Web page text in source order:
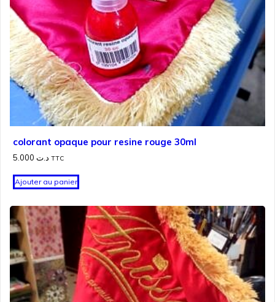
colorant opaque pour resine rouge 30ml
د.ت TTC
Ajouter au panier